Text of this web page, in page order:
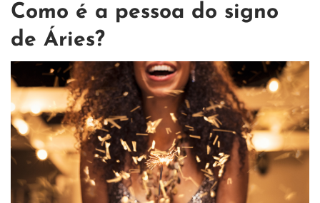
Como é a pessoa do signo
de Áries?